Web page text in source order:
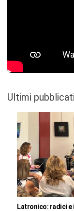
Ultimi pubblicati
Latronico: radici